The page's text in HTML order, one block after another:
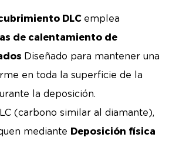
DLC emplea
de calentamiento de
Diseñado para mantener una
en toda la superficie de la
la deposición.
(carbono similar al diamante),
mediante Deposición física